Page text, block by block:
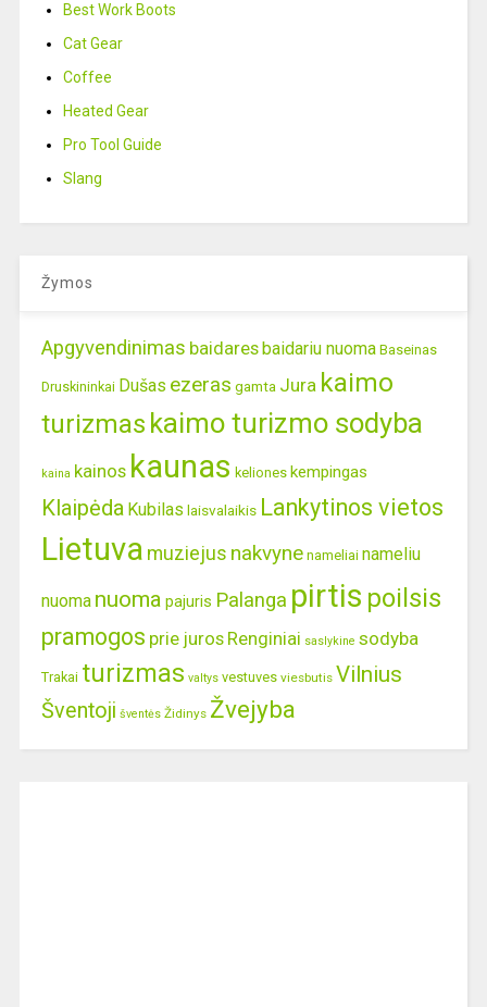
Best Work Boots
Cat Gear
Coffee
Heated Gear
Pro Tool Guide
Slang
Žymos
Apgyvendinimas baidaresbaidariu nuoma Baseinas
Druskininkai Dušas ezeras gamta Jura kaimo
turizmas kaimo turizmo sodyba
kaina kainos kaunas keliones kempingas
Klaipėda Kubilas laisvalaikis Lankytinos vietos
Lietuva muziejus nakvyne nameliai nameliu
nuoma nuoma pajuris Palanga pirtis poilsis
pramogos prie juros Renginiai saslykine sodyba
Trakai turizmas valtys vestuves viesbutis Vilnius
Šventoji šventės Židinys Žvejyba